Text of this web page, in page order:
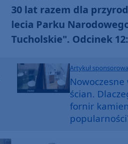
30 lat razem dla
lecia Parku
Tucholskie". Odcinek
Artykuł
ścian.
fornir